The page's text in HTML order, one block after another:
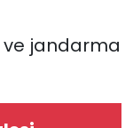
ve jandarma